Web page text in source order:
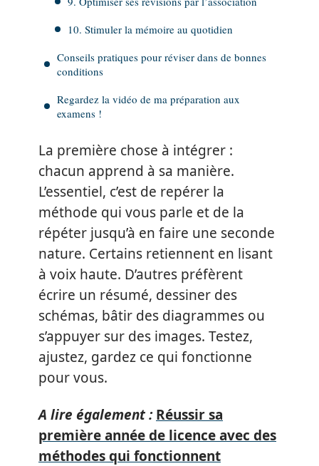
10. Stimuler la mémoire au quotidien
Conseils pratiques pour réviser dans de bonnes
conditions
Regardez la vidéo de ma préparation aux
examens !
La première chose à intégrer :
chacun apprend à sa manière.
L’essentiel, c’est de repérer la
méthode qui vous parle et de la
répéter jusqu’à en faire une seconde
nature. Certains retiennent en lisant
à voix haute. D’autres préfèrent
écrire un résumé, dessiner des
schémas, bâtir des diagrammes ou
s’appuyer sur des images. Testez,
ajustez, gardez ce qui fonctionne
pour vous.
A lire également : Réussir sa
première année de licence avec des
méthodes qui fonctionnent